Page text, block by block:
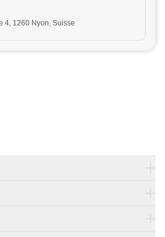
de te permettre de rouler de
sécurité.
4, 1260 Nyon, Suisse